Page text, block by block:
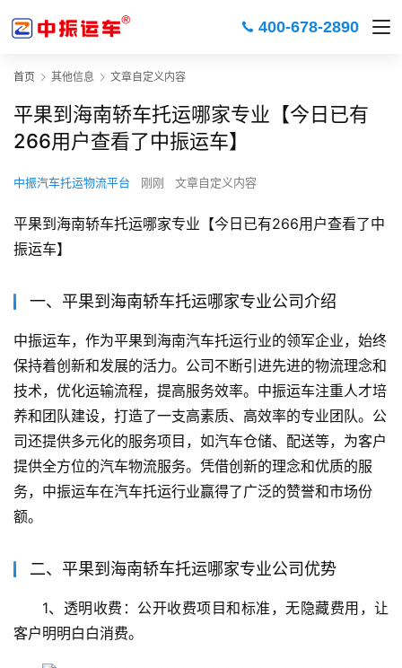
400-678-2890
首页 其他信息 文章自定义内容
平果到海南轿车托运哪家专业【今日已有
266用户查看了中振运车】
中振汽车托运物流平台 刚刚 文章自定义内容
平果到海南轿车托运哪家专业【今日已有266用户查看了中
振运车】
一、平果到海南轿车托运哪家专业公司介绍
中振运车，作为平果到海南汽车托运行业的领军企业，始终
保持着创新和发展的活力。公司不断引进先进的物流理念和
技术，优化运输流程，提高服务效率。中振运车注重人才培
养和团队建设，打造了一支高素质、高效率的专业团队。公
司还提供多元化的服务项目，如汽车仓储、配送等，为客户
提供全方位的汽车物流服务。凭借创新的理念和优质的服
务，中振运车在汽车托运行业赢得了广泛的赞誉和市场份
额。
二、平果到海南轿车托运哪家专业公司优势
1、透明收费：公开收费项目和标准，无隐藏费用，让
客户明明白白消费。